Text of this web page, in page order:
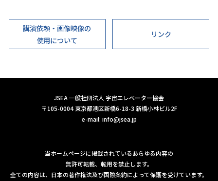
講演依頼・画像映像の
使用について
リンク
JSEA 一般社団法人 宇宙エレベーター協会
〒105-0004 東京都港区新橋6-18-3 新橋小林ビル2F
e-mail: info@jsea.jp
当ホームページに掲載されているあらゆる内容の
無許可転載、転用を禁止します。
全ての内容は、日本の著作権法及び国際条約によって保護を受けています。